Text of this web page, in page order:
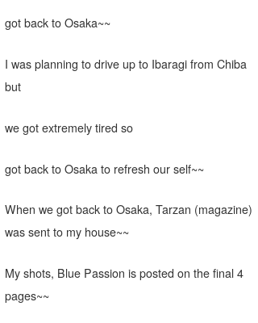
got back to Osaka~~
I was planning to drive up to Ibaragi from Chiba
but
we got extremely tired so
got back to Osaka to refresh our self~~
When we got back to Osaka, Tarzan (magazine)
was sent to my house~~
My shots, Blue Passion is posted on the final 4
pages~~
まっきー
小川予報士
上田純子
上條将美
唐澤予報士
SancheZ